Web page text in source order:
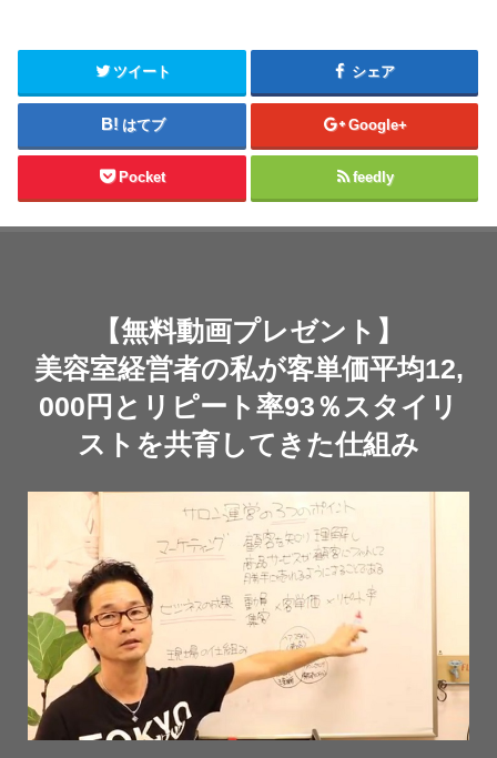
ツイート シェア
はてブ Google+
Pocket feedly
【無料動画プレゼント】
美容室経営者の私が客単価平均12,
000円とリピート率93％スタイリ
ストを共育してきた仕組み